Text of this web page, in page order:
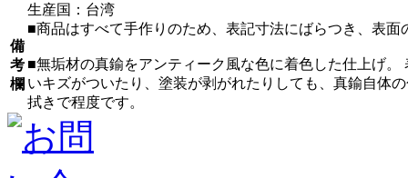
生産国：台湾
備
考
欄
■商品はすべて手作りのため、表記寸法にばらつき、表
■無垢材の真鍮をアンティーク風な色に着色した仕上げ
いキズがついたり、塗装が剥がれたりしても、真鍮自体
拭きで程度です。